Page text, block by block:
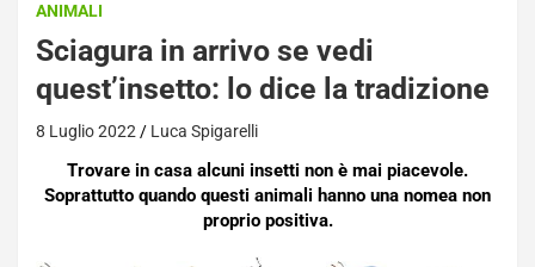
ANIMALI
Sciagura in arrivo se vedi
quest’insetto: lo dice la tradizione
8 Luglio 2022 Luca Spigarelli
Trovare in casa alcuni insetti non è mai piacevole.
Soprattutto quando questi animali hanno una nomea non
proprio positiva.